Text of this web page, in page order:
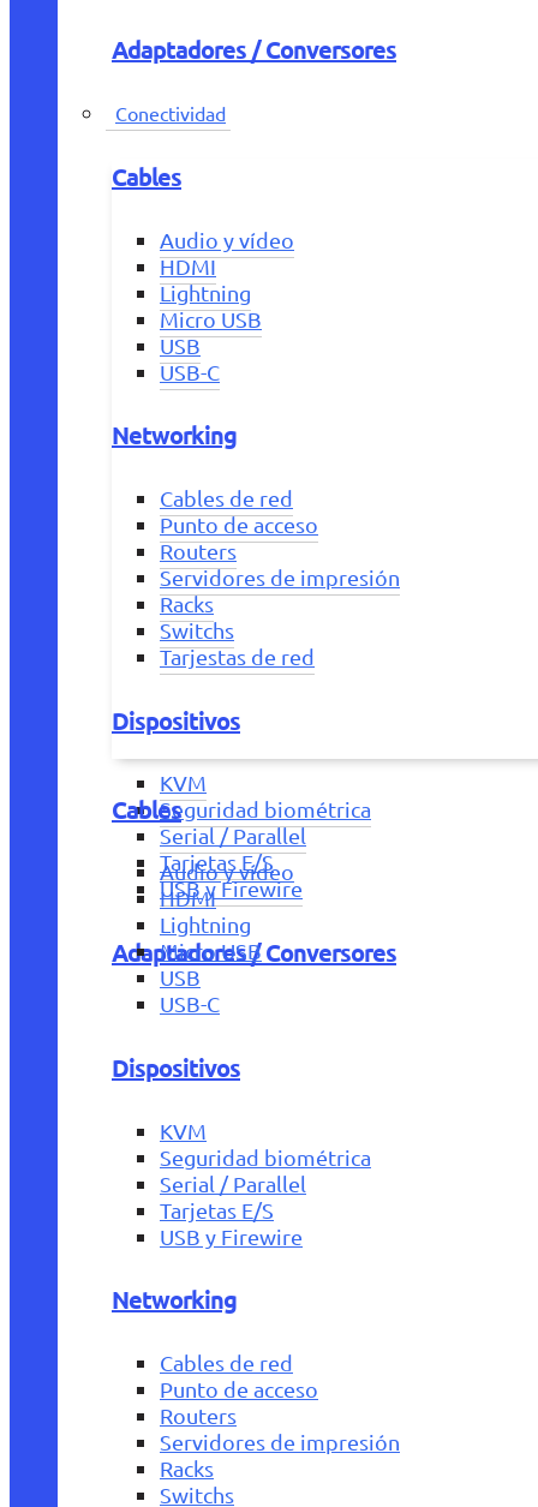
Adaptadores / Conversores
Conectividad
Cables
Audio y vídeo
HDMI
Lightning
Micro USB
USB
USB-C
Networking
Cables de red
Punto de acceso
Routers
Servidores de impresión
Racks
Switchs
Tarjestas de red
Dispositivos
KVM
Seguridad biométrica
Serial / Parallel
Tarjetas E/S
USB y Firewire
Adaptadores / Conversores
Cables
Audio y vídeo
HDMI
Lightning
Micro USB
USB
USB-C
Dispositivos
KVM
Seguridad biométrica
Serial / Parallel
Tarjetas E/S
USB y Firewire
Networking
Cables de red
Punto de acceso
Routers
Servidores de impresión
Racks
Switchs